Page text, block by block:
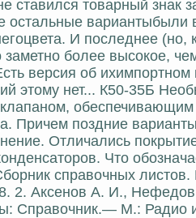
ставился товарный знак
остальные вариантыбыли
И последнее
более высокое,
версия об
этому нет... К50-35Б
Причем поздние
Отличались
Что
справочных
2. Аксенов А. И.,
Справочник.— М.: Радио